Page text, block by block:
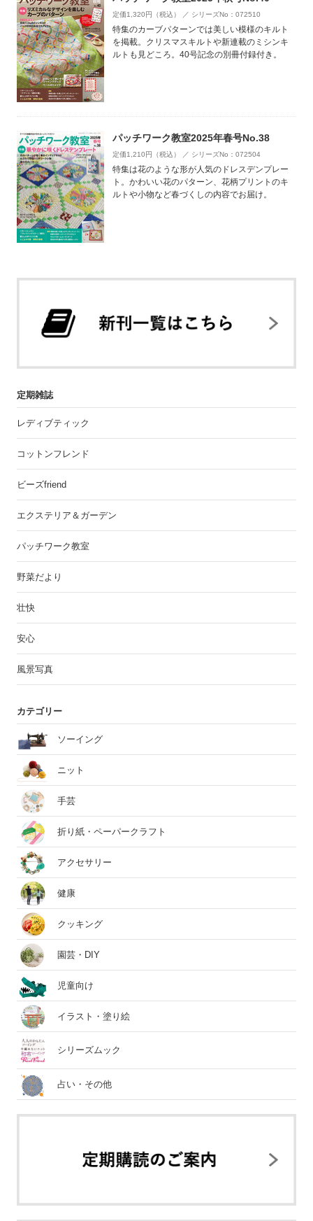
定価1,320円（税込） ／ シリーズNo：072510
特集のカーブパターンでは美しい模様のキルト
を掲載。クリスマスキルトや新連載のミシンキ
ルトも見どころ。40号記念の別冊付録付き。
パッチワーク教室2025年春号No.38
定価1,210円（税込） ／ シリーズNo：072504
特集は花のような形が人気のドレスデンプレー
ト。かわいい花のパターン、花柄プリントのキ
ルトや小物など春づくしの内容でお届け。
定期雑誌
レディブティック
コットンフレンド
ビーズfriend
エクステリア＆ガーデン
パッチワーク教室
野菜だより
壮快
安心
風景写真
カテゴリー
ソーイング
ニット
手芸
折り紙・ペーパークラフト
アクセサリー
健康
クッキング
園芸・DIY
児童向け
イラスト・塗り絵
シリーズムック
占い・その他